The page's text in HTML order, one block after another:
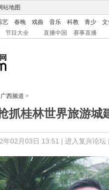
站地图
艺 春晚 戏曲 音乐 科教 青少
节目大全 直播中国 赛事直播
广西频道 >
抓桂林世界旅游城
年02月03日 13:51 | 进入复兴论坛|